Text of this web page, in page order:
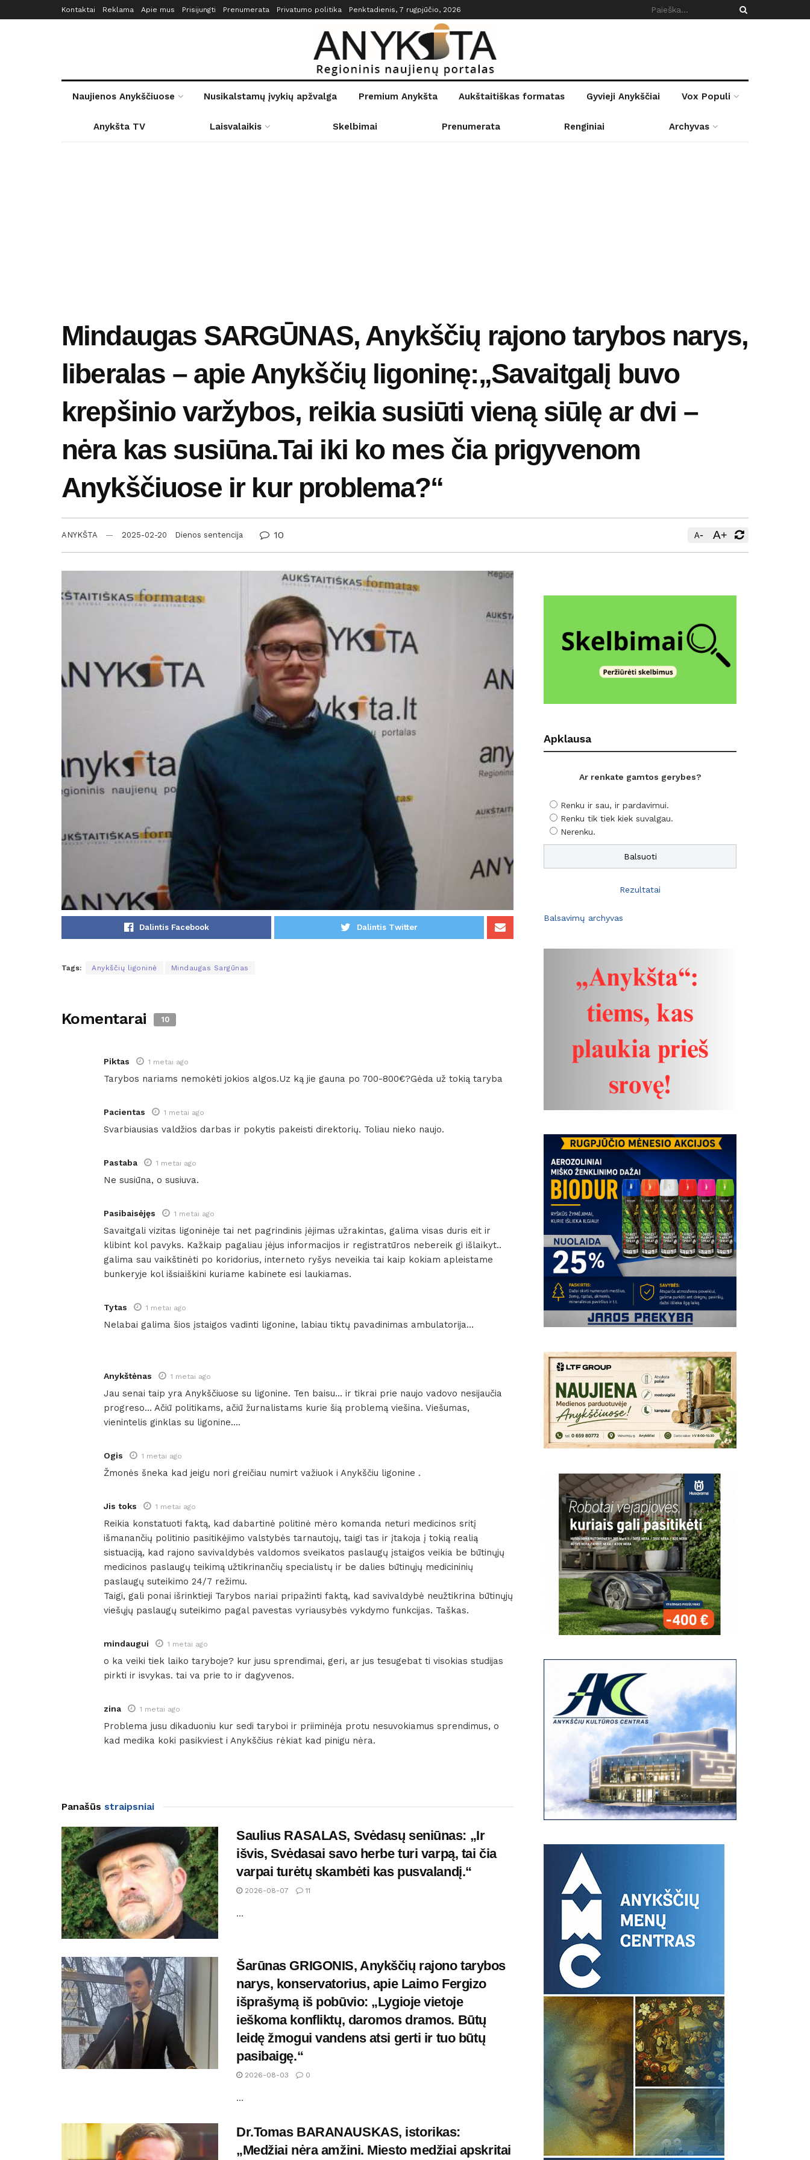
Kontaktai Reklama Apie mus Prisijungti Prenumerata Privatumo politika Penktadienis, 7 rugpjūčio, 2026
Naujienos Anykščiuose Nusikalstamų įvykių apžvalga Premium Anykšta Aukštaitiškas formatas Gyvieji Anykščiai Vox Populi
Anykšta TV Laisvalaikis Skelbimai Prenumerata Renginiai Archyvas
Mindaugas SARGŪNAS, Anykščių rajono tarybos narys,
liberalas – apie Anykščių ligoninę:„Savaitgalį buvo
krepšinio varžybos, reikia susiūti vieną siūlę ar dvi –
nėra kas susiūna.Tai iki ko mes čia prigyvenom
Anykščiuose ir kur problema?“
ANYKŠTA 2025-02-20 Dienos sentencija 10 A- A+
Dalintis Facebook Dalintis Twitter
Tags: Anykščių ligoninė Mindaugas Sargūnas
Komentarai 10
Piktas 1 metai ago
Tarybos nariams nemokėti jokios algos.Uz ką jie gauna po 700-800€?Gėda už tokią taryba
Pacientas 1 metai ago
Svarbiausias valdžios darbas ir pokytis pakeisti direktorių. Toliau nieko naujo.
Pastaba 1 metai ago
Ne susiūna, o susiuva.
Pasibaisėjęs 1 metai ago
Savaitgali vizitas ligoninėje tai net pagrindinis įėjimas užrakintas, galima visas duris eit ir
klibint kol pavyks. Kažkaip pagaliau įėjus informacijos ir registratūros nebereik gi išlaikyt..
galima sau vaikštinėti po koridorius, interneto ryšys neveikia tai kaip kokiam apleistame
bunkeryje kol išsiaiškini kuriame kabinete esi laukiamas.
Tytas 1 metai ago
Nelabai galima šios įstaigos vadinti ligonine, labiau tiktų pavadinimas ambulatorija…
Anykštėnas 1 metai ago
Jau senai taip yra Anykščiuose su ligonine. Ten baisu… ir tikrai prie naujo vadovo nesijaučia
progreso… Ačiū politikams, ačiū žurnalistams kurie šią problemą viešina. Viešumas,
vienintelis ginklas su ligonine….
Ogis 1 metai ago
Žmonės šneka kad jeigu nori greičiau numirt važiuok i Anykščiu ligonine .
Jis toks 1 metai ago
Reikia konstatuoti faktą, kad dabartinė politinė mėro komanda neturi medicinos sritį
išmanančių politinio pasitikėjimo valstybės tarnautojų, taigi tas ir įtakoja į tokią realią
sistuaciją, kad rajono savivaldybės valdomos sveikatos paslaugų įstaigos veikia be būtinųjų
medicinos paslaugų teikimą užtikrinančių specialistų ir be dalies būtinųjų medicininių
paslaugų suteikimo 24/7 režimu.
Taigi, gali ponai išrinktieji Tarybos nariai pripažinti faktą, kad savivaldybė neužtikrina būtinųjų
viešųjų paslaugų suteikimo pagal pavestas vyriausybės vykdymo funkcijas. Taškas.
mindaugui 1 metai ago
o ka veiki tiek laiko taryboje? kur jusu sprendimai, geri, ar jus tesugebat ti visokias studijas
pirkti ir isvykas. tai va prie to ir dagyvenos.
zina 1 metai ago
Problema jusu dikaduoniu kur sedi taryboi ir priiminėja protu nesuvokiamus sprendimus, o
kad medika koki pasikviest i Anykščius rėkiat kad pinigu nėra.
Panašūs straipsniai
Saulius RASALAS, Svėdasų seniūnas: „Ir
išvis, Svėdasai savo herbe turi varpą, tai čia
varpai turėtų skambėti kas pusvalandį.“
2026-08-07 11
...
Šarūnas GRIGONIS, Anykščių rajono tarybos
narys, konservatorius, apie Laimo Fergizo
išprašymą iš pobūvio: „Lygioje vietoje
ieškoma konfliktų, daromos dramos. Būtų
leidę žmogui vandens atsi gerti ir tuo būtų
pasibaigę.“
2026-08-03 0
...
Dr.Tomas BARANAUSKAS, istorikas:
„Medžiai nėra amžini. Miesto medžiai apskritai
Apklausa
Ar renkate gamtos gerybes?
Renku ir sau, ir pardavimui.
Renku tik tiek kiek suvalgau.
Nerenku.
Rezultatai
Balsavimų archyvas